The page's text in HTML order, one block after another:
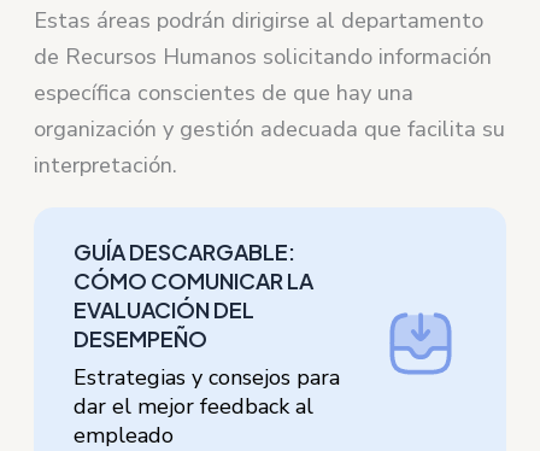
Estas áreas podrán dirigirse al departamento
de Recursos Humanos solicitando información
específica conscientes de que hay una
organización y gestión adecuada que facilita su
interpretación.
GUÍA DESCARGABLE:
CÓMO COMUNICAR LA
EVALUACIÓN DEL
DESEMPEÑO
Estrategias y consejos para
dar el mejor feedback al
empleado